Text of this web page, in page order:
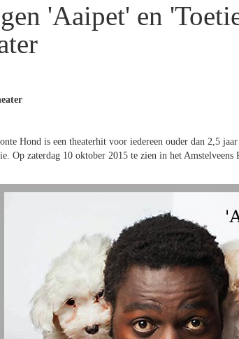
'Aaipet' en
Hond is een theaterhit voor iedereen ouder dan 2,5
Op zaterdag 10 oktober 2015 te zien in het Amstelveens